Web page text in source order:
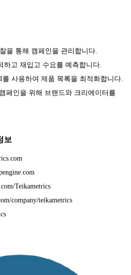
을 통해 캠페인을 관리합니다.
하고 재입고 수요를 예측합니다.
사용하여 제품 목록을 최적화합니다.
페인을 위해 브랜드와 크리에이터를
보
Teikametrics
company/teikametrics